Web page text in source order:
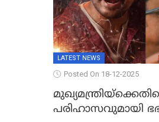
LATEST NEWS
Posted On 18-12-2025
പരിഹാസവുമായി